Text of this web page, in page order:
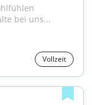
bei uns...
Vollzeit